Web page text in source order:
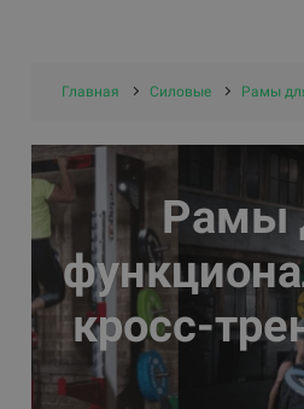
Главная Силовые Рамы для
Рамы
кросс-